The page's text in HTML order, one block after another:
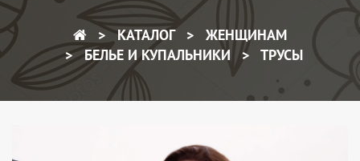
КАТАЛОГ
ЖЕНЩИНАМ
БЕЛЬЕ И КУПАЛЬНИКИ
ТРУСЫ